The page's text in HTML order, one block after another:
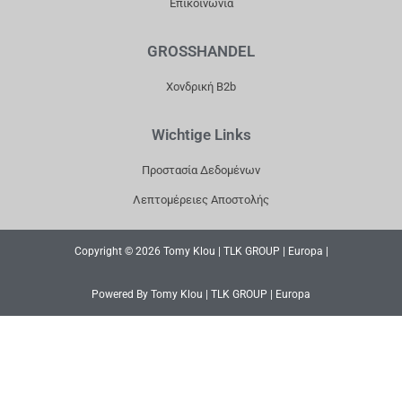
Επικοινωνία
GROSSHANDEL
Χονδρική B2b
Wichtige Links
Προστασία Δεδομένων
Λεπτομέρειες Αποστολής
Copyright © 2026 Tomy Klou | TLK GROUP | Europa |
Powered By Tomy Klou | TLK GROUP | Europa